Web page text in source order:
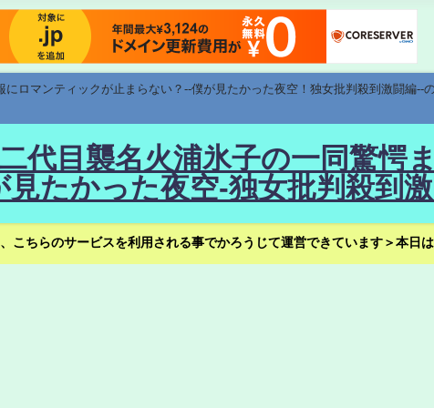
ロマンティックが止まらない？--僕が見たかった夜空！独女批判殺到激闘編--
代目襲名火浦氷子の一同驚愕
たかった夜空-独女批判殺到
こちらのサービスを利用される事でかろうじて運営できています＞本日